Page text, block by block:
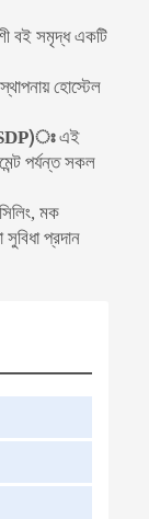
বই সমৃদ্ধ একটি
হোস্টেল
(ISDP)ঃএই
পর্যন্ত সকল
মক
প্রদান